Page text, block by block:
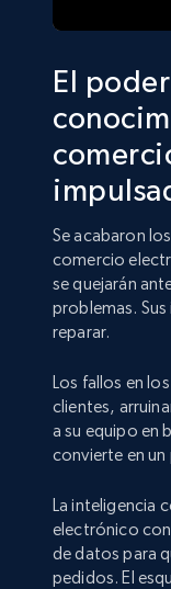
El
Se acabaron
comercio
se quejarán
problemas.
reparar.
Los fallos en
clientes,
a su equipo en
convierte en
La inteligencia
electrónico
de datos para
pedidos. El